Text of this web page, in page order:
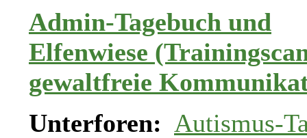
Admin-Tagebuch und
Elfenwiese
gewaltfreie
Unterforen: Autismus-